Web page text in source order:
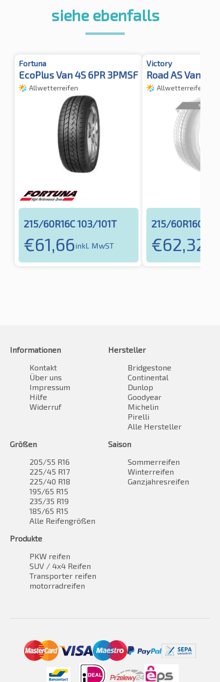
siehe ebenfalls
Fortuna
EcoPlus Van 4S 6PR 3PMSF
Allwetterreifen
215/60R16C 103/101T
€61,66inkl. MwST
Victory
Road AS Van 8PR
Allwetterreifen
215/60R16C
€62,32
Informationen
Kontakt
Über uns
Impressum
Hilfe
Widerruf
Hersteller
Bridgestone
Continental
Dunlop
Goodyear
Michelin
Pirelli
Alle Hersteller
Größen
205/55 R16
225/45 R17
225/40 R18
195/65 R15
235/35 R19
185/65 R15
Alle Reifengrößen
Saison
Sommerreifen
Winterreifen
Ganzjahresreifen
Produkte
PKW reifen
SUV / 4x4 Reifen
Transporter reifen
motorradreifen